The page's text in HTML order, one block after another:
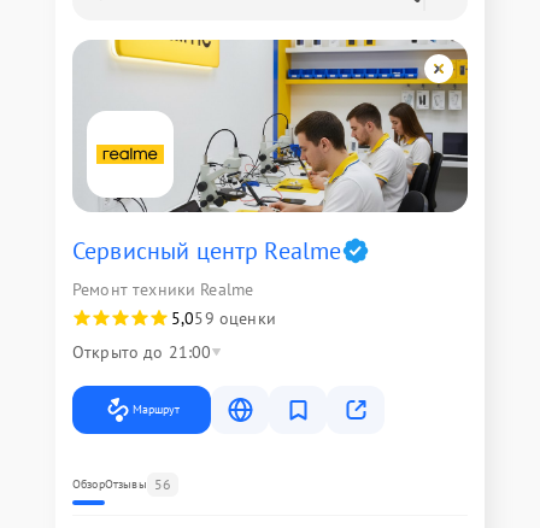
Сервисный центр Realme
Ремонт техники Realme
5,059 оценки
Открыто до 21:00
Маршрут
ОбзорОтзывы 56